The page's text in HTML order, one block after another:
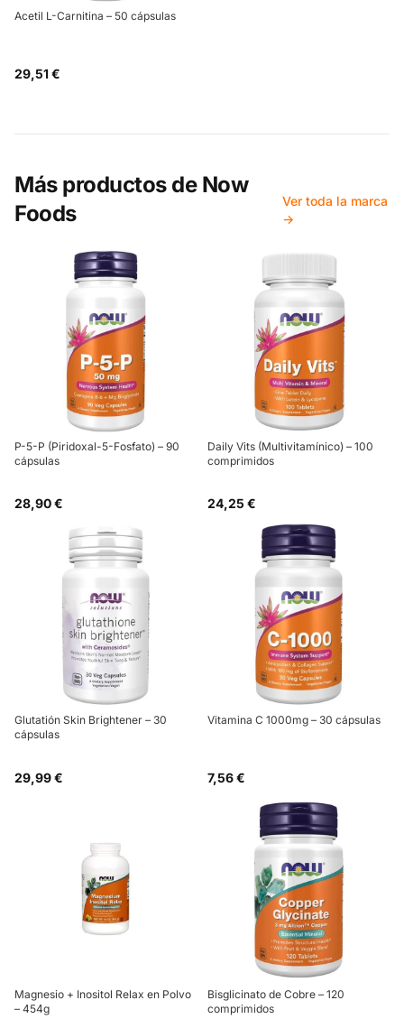
Acetil L-Carnitina – 50 cápsulas
29,51 €
Más productos de Now
Foods
Ver toda la marca
→
P-5-P (Piridoxal-5-Fosfato) – 90
cápsulas
28,90 €
Daily Vits (Multivitamínico) – 100
comprimidos
24,25 €
Glutatión Skin Brightener – 30
cápsulas
29,99 €
Vitamina C 1000mg – 30 cápsulas
7,56 €
Magnesio + Inositol Relax en Polvo
– 454g
Bisglicinato de Cobre – 120
comprimidos